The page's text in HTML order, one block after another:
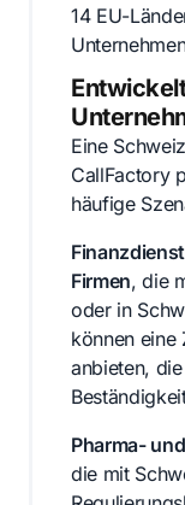
14 EU-
Eine
CallFactory
häufige
Firmen, die
oder in
können eine
anbieten,
Pharma-
die mit